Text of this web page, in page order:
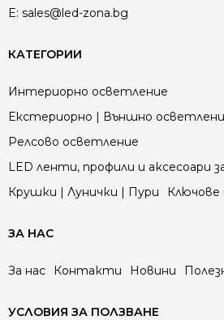
E: sales@led-zona.bg
КАТЕГОРИИ
Интериорно осветление
Екстериорно | Външно
Релсово осветление
LED ленти, профили и аксесоари
Крушки | Лунички | Пури
ЗА НАС
За нас Контакти Новини
УСЛОВИЯ ЗА ПОЛЗВАНЕ